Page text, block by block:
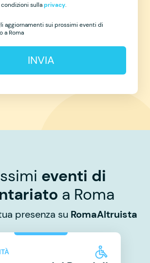
sullaprivacy.
aggiornamenti sui prossimi eventi di
a Roma
INVIA
eventi di
a Roma
presenza su RomaAltruista